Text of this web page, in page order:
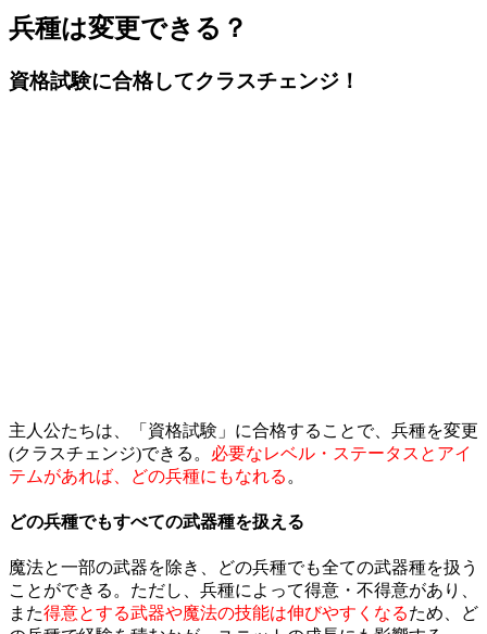
兵種は変更できる？
資格試験に合格してクラスチェンジ！
主人公たちは、「資格試験」に合格することで、兵種を変更
(クラスチェンジ)できる。 必要なレベル・ステータスとアイ
テムがあれば、どの兵種にもなれる 。
どの兵種でもすべての武器種を扱える
魔法と一部の武器を除き、どの兵種でも全ての武器種を扱う
ことができる。ただし、兵種によって得意・不得意があり、
また得意とする武器や魔法の技能は伸びやすくなるため、ど